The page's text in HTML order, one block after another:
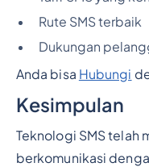
Rute SMS terbaik
Dukungan
Anda bisa Hubungi
Kesimpulan
Teknologi SMS telah
berkomunikasi